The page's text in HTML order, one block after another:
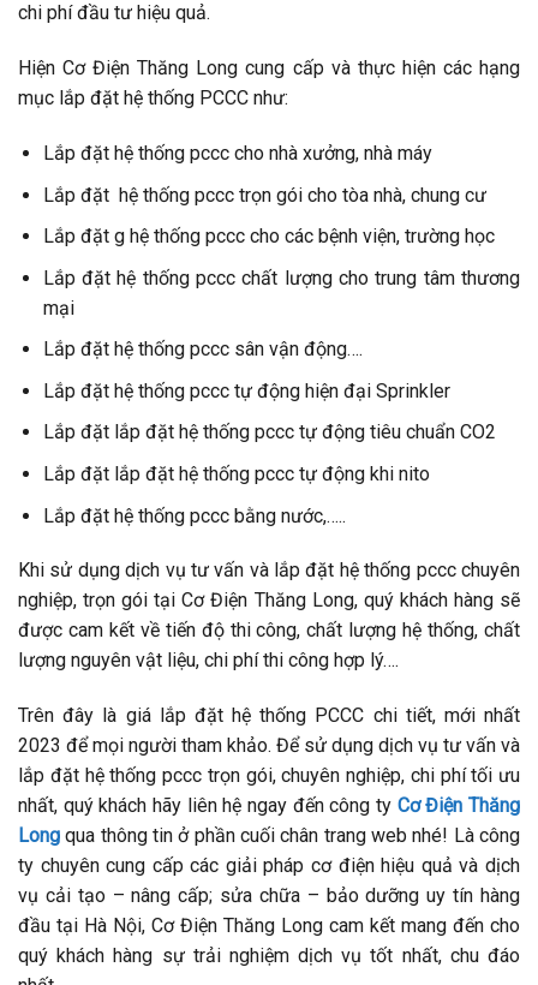
chi phí đầu tư hiệu quả.
Hiện Cơ Điện Thăng Long cung cấp và thực hiện các hạng
mục lắp đặt hệ thống PCCC như:
Lắp đặt hệ thống pccc cho nhà xưởng, nhà máy
Lắp đặt hệ thống pccc trọn gói cho tòa nhà, chung cư
Lắp đặt g hệ thống pccc cho các bệnh viện, trường học
Lắp đặt hệ thống pccc chất lượng cho trung tâm thương
mại
Lắp đặt hệ thống pccc sân vận động….
Lắp đặt hệ thống pccc tự động hiện đại Sprinkler
Lắp đặt lắp đặt hệ thống pccc tự động tiêu chuẩn CO2
Lắp đặt lắp đặt hệ thống pccc tự động khi nito
Lắp đặt hệ thống pccc bằng nước,…..
Khi sử dụng dịch vụ tư vấn và lắp đặt hệ thống pccc chuyên
nghiệp, trọn gói tại Cơ Điện Thăng Long, quý khách hàng sẽ
được cam kết về tiến độ thi công, chất lượng hệ thống, chất
lượng nguyên vật liệu, chi phí thi công hợp lý….
Trên đây là giá lắp đặt hệ thống PCCC chi tiết, mới nhất
2023 để mọi người tham khảo. Để sử dụng dịch vụ tư vấn và
lắp đặt hệ thống pccc trọn gói, chuyên nghiệp, chi phí tối ưu
nhất, quý khách hãy liên hệ ngay đến công ty Cơ Điện Thăng
Long qua thông tin ở phần cuối chân trang web nhé! Là công
ty chuyên cung cấp các giải pháp cơ điện hiệu quả và dịch
vụ cải tạo – nâng cấp; sửa chữa – bảo dưỡng uy tín hàng
đầu tại Hà Nội, Cơ Điện Thăng Long cam kết mang đến cho
quý khách hàng sự trải nghiệm dịch vụ tốt nhất, chu đáo